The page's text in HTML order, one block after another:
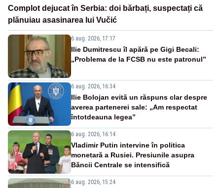
Complot dejucat în Serbia: doi bărbați, suspectați că
plănuiau asasinarea lui Vučić
6 aug. 2026, 17:17
Ilie Dumitrescu îl apără pe Gigi Becali:
„Problema de la FCSB nu este patronul”
6 aug. 2026, 16:34
Ilie Bolojan evită un răspuns clar despre
averea partenerei sale: „Am respectat
întotdeauna legea”
6 aug. 2026, 16:14
Vladimir Putin intervine în politica
monetară a Rusiei. Presiunile asupra
Băncii Centrale se intensifică
6 aug. 2026, 15:24